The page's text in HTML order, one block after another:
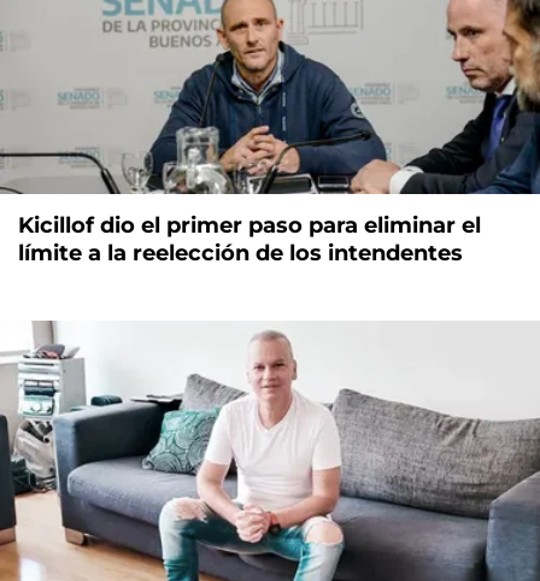
Kicillof dio el primer paso para eliminar el
límite a la reelección de los intendentes